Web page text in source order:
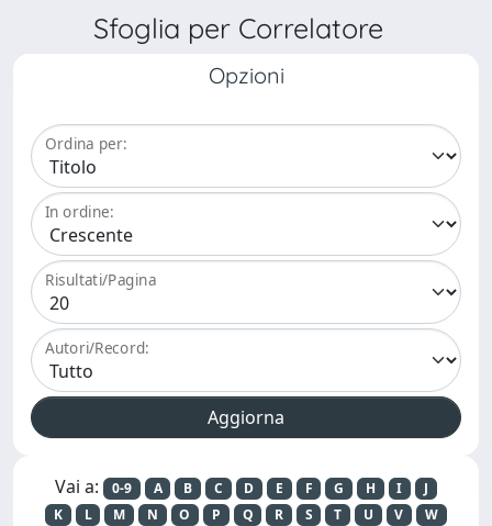
Sfoglia per Correlatore
Opzioni
Ordina per:
In ordine:
Risultati/Pagina
Autori/Record:
Vai a: 0-9 A B C D E F G H I
J
K
L M N O P Q R S T U V
W